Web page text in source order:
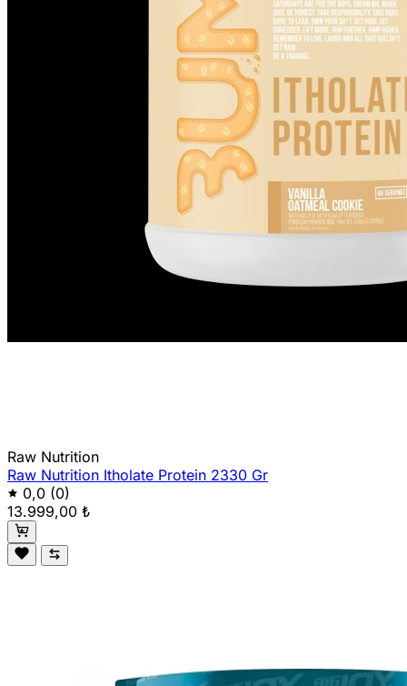
Raw Nutrition
Raw Nutrition Itholate Protein 2330 Gr
0,0 (0)
13.999,00 ₺